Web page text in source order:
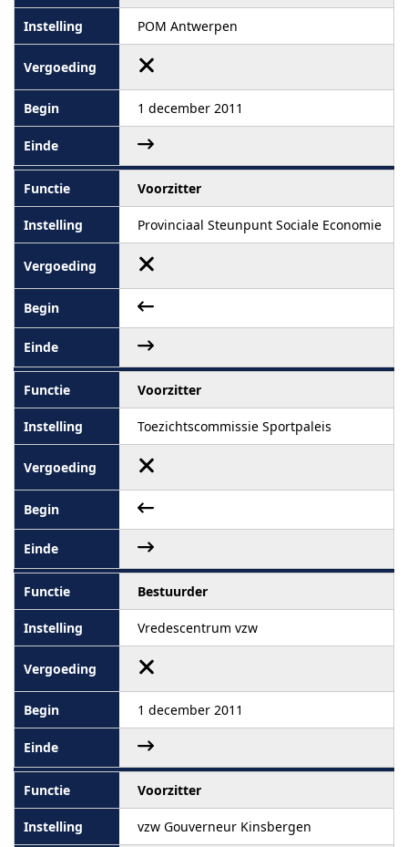
POM Antwerpen
1 december 2011
Voorzitter
Provinciaal Steunpunt Sociale Economie
Voorzitter
Toezichtscommissie Sportpaleis
Bestuurder
Vredescentrum vzw
1 december 2011
Voorzitter
vzw Gouverneur Kinsbergen